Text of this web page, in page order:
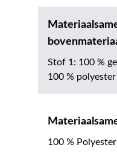
Stof 1: 100 %
100 % polyester
100 %